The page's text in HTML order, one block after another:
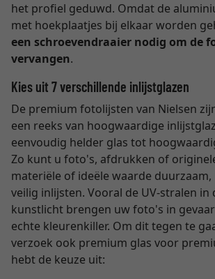
het profiel geduwd. Omdat de
met hoekplaatjes bij elkaar worden
een schroevendraaier nodig om de
vervangen.
Kies uit 7 verschillende inlijstglazen
De premium fotolijsten van Nielsen
een reeks van hoogwaardige
eenvoudig helder glas tot
Zo kunt u foto's, afdrukken of
materiële of ideële waarde
veilig inlijsten. Vooral de UV-stralen in
kunstlicht brengen uw foto's in
echte kleurenkiller. Om dit tegen te
verzoek ook premium glas voor
hebt de keuze uit: